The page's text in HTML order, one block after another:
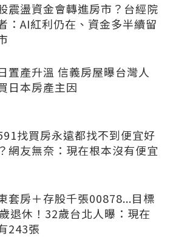
震盪資金會轉進房市？台經院
：AI紅利仍在、資金多半續留
置產升溫 信義房屋曝台灣人
日本房產主因
找買房永遠都找不到便宜好
網友無奈：現在根本沒有便宜
套房＋存股千張00878...目標
退休！32歲台北人曝：現在
243張